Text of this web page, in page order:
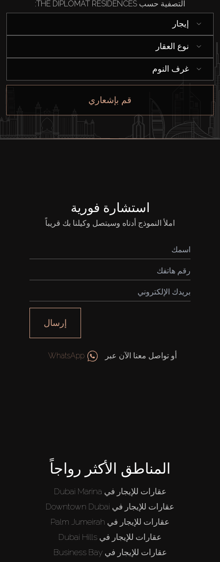
إيجار
التصفية حسب THE DIPLOMAT RESIDENCES:
إيجار
نوع العقار
غرف النوم
قم بإشعاري
استشارة فورية
املأ النموذج أدناه وسيتصل وكيلنا بك قريباً
إرسال
أو تواصل معنا الآن عبر WhatsApp
المناطق الأكثر رواجاً
عقارات للإيجار في Dubai Marina
عقارات للإيجار في Downtown Dubai
عقارات للإيجار في Palm Jumeirah
عقارات للإيجار في Dubai Hills
عقارات للإيجار في Business Bay